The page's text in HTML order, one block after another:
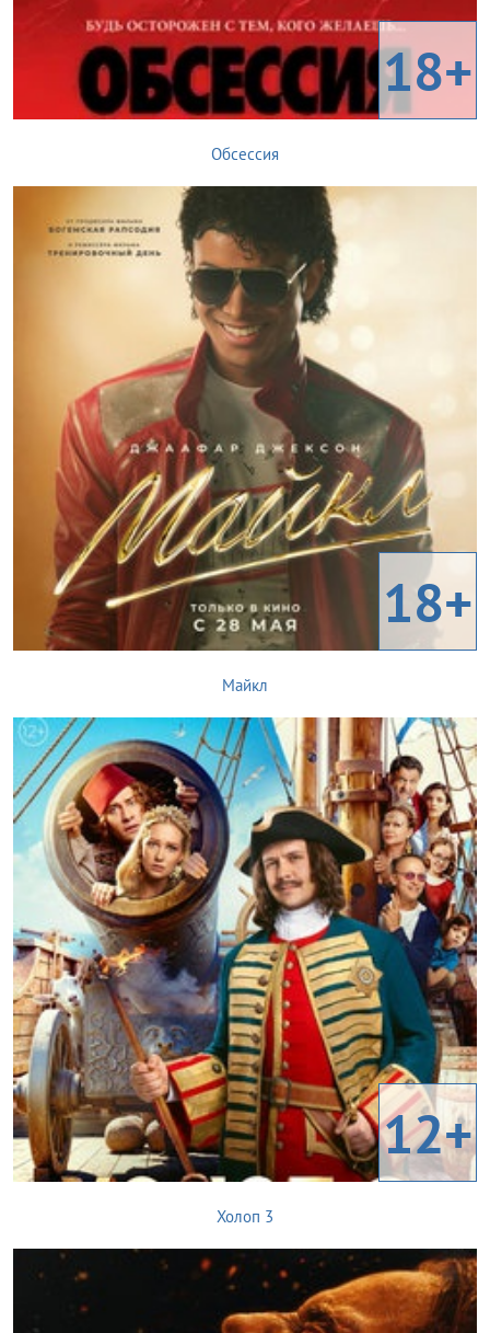
18+
Обсессия
18+
Майкл
12+
Холоп 3